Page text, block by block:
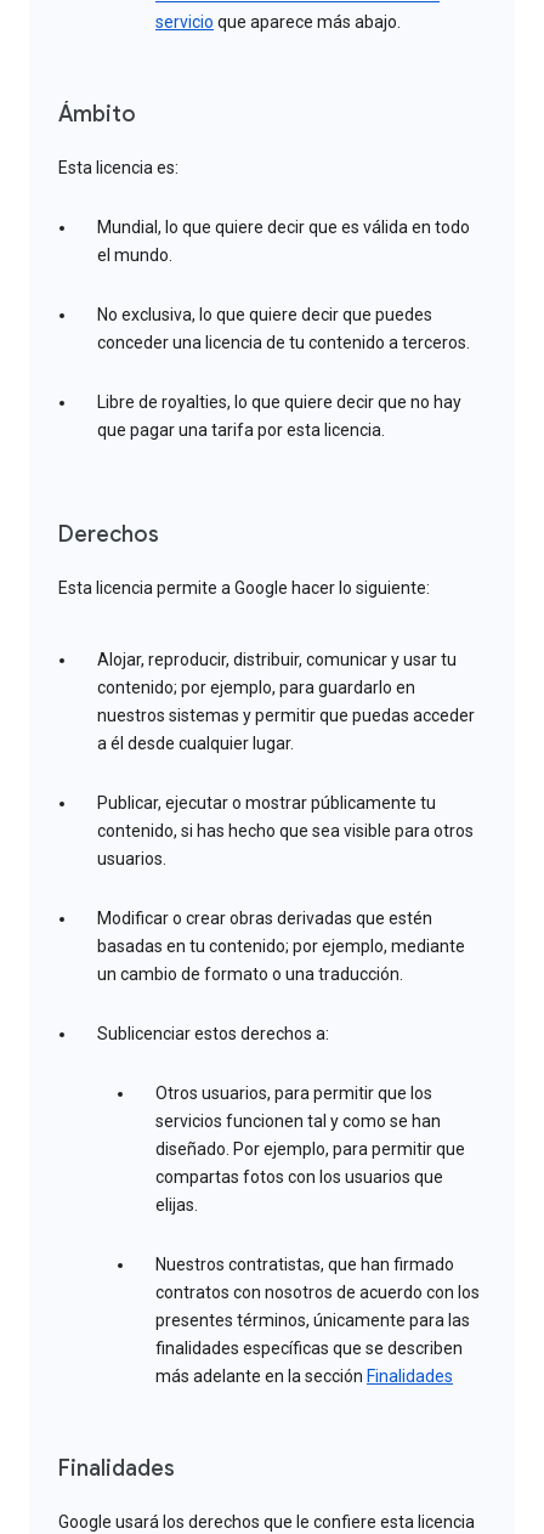
servicio que aparece más abajo.
Ámbito
Esta licencia es:
Mundial, lo que quiere decir que es válida en todo
el mundo.
No exclusiva, lo que quiere decir que puedes
conceder una licencia de tu contenido a terceros.
Libre de royalties, lo que quiere decir que no hay
que pagar una tarifa por esta licencia.
Derechos
Esta licencia permite a Google hacer lo siguiente:
Alojar, reproducir, distribuir, comunicar y usar tu
contenido; por ejemplo, para guardarlo en
nuestros sistemas y permitir que puedas acceder
a él desde cualquier lugar.
Publicar, ejecutar o mostrar públicamente tu
contenido, si has hecho que sea visible para otros
usuarios.
Modificar o crear obras derivadas que estén
basadas en tu contenido; por ejemplo, mediante
un cambio de formato o una traducción.
Sublicenciar estos derechos a:
Otros usuarios, para permitir que los
servicios funcionen tal y como se han
diseñado. Por ejemplo, para permitir que
compartas fotos con los usuarios que
elijas.
Nuestros contratistas, que han firmado
contratos con nosotros de acuerdo con los
presentes términos, únicamente para las
finalidades específicas que se describen
más adelante en la sección Finalidades
Finalidades
Google usará los derechos que le confiere esta licencia